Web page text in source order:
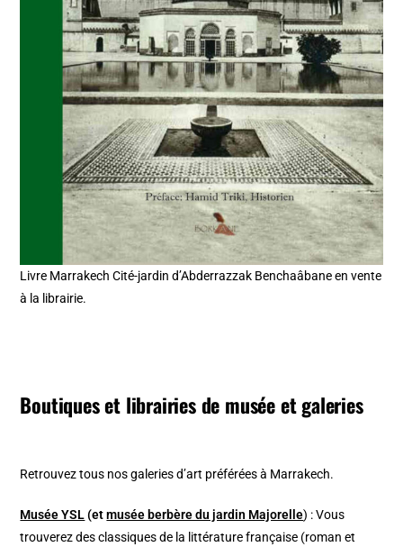
Livre Marrakech Cité-jardin d’Abderrazzak Benchaâbane en vente
à la librairie.
Boutiques et librairies de musée et galeries
Retrouvez tous nos galeries d’art préférées à Marrakech.
Musée YSL(etmusée berbère du jardin Majorelle) : Vous
trouverez des classiques de la littérature française (roman et